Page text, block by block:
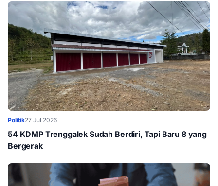
Politik27 Jul 2026
54 KDMP Trenggalek Sudah Berdiri, Tapi Baru 8 yang
Bergerak